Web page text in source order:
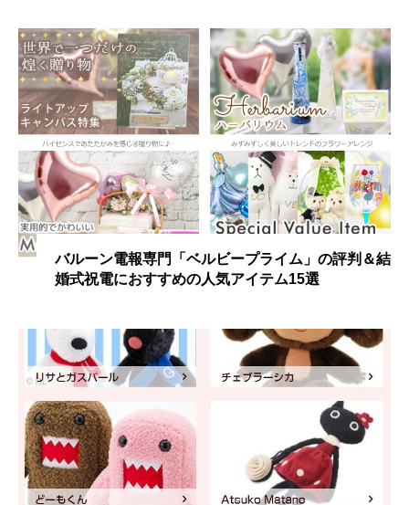
バルーン電報専門「ベルビープライム」の評判＆結
婚式祝電におすすめの人気アイテム15選